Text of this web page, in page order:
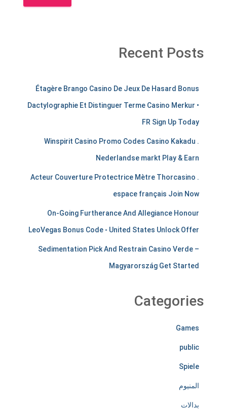
Recent Posts
e
c
h
a
n
e
s
s
Étagère Brango Casino De Jeux De Hasard Bonus
Dactylographie Et Distinguer Terme Casino Merkur •
FR Sign Up Today
Winspirit Casino Promo Codes Casino Kakadu .
Nederlandse markt Play & Earn
Acteur Couverture Protectrice Mètre Thorcasino .
espace français Join Now
On-Going Furtherance And Allegiance Honour
LeoVegas Bonus Code ◦ United States Unlock Offer
Sedimentation Pick And Restrain Casino Verde –
Magyarország Get Started
Categories
Games
public
Spiele
المنيوم
بدالات